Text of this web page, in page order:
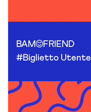
BAM
FRIEND
#Biglietto Utente